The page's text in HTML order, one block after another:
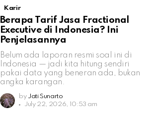
Karir
Berapa Tarif Jasa Fractional
Executive di Indonesia? Ini
Penjelasannya
Belum ada laporan resmi soal ini di
Indonesia — jadi kita hitung sendiri
pakai data yang beneran ada, bukan
angka karangan.
by Jati Sunarto
July 22, 2026, 10:53 am